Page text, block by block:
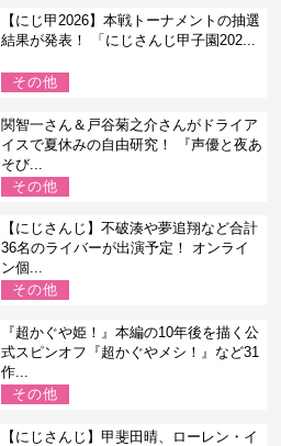
【にじ甲2026】本戦トーナメントの抽選
結果が発表！ 「にじさんじ甲子園202...
その他
関智一さん＆戸谷菊之介さんがドライア
イスで夏休みの自由研究！ 『声優と夜あ
そび...
その他
【にじさんじ】不破湊や夢追翔など合計
36名のライバーが出演予定！ オンライ
ン個...
その他
『超かぐや姫！』本編の10年後を描く公
式スピンオフ『超かぐやメシ！』など31
作...
その他
【にじさんじ】甲斐田晴、ローレン・イ